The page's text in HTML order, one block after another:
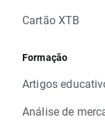
Cartão XTB
Formação
Artigos
Análise de